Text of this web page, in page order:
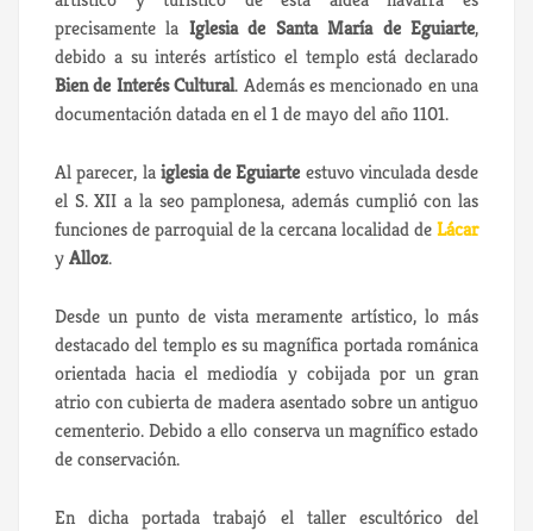
precisamente la Iglesia de Santa María de Eguiarte,
debido a su interés artístico el templo está declarado
Bien de Interés Cultural. Además es mencionado en una
documentación datada en el 1 de mayo del año 1101.
Al parecer, laiglesia de Eguiarte estuvo vinculada desde
el S. XII a la seo pamplonesa, además cumplió con las
funciones de parroquial de la cercana localidad deLácar
yAlloz.
Desde un punto de vista meramente artístico, lo más
destacado del templo es su magnífica portada románica
orientada hacia el mediodía y cobijada por un gran
atrio con cubierta de madera asentado sobre un antiguo
cementerio. Debido a ello conserva un magnífico estado
de conservación.
En dicha portada trabajó el taller escultórico del